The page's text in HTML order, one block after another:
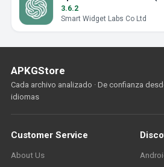
3.6.2
Smart Widget Labs Co Ltd
APKGStore
Cada archivo analizado · De confianza
idiomas
Customer Service
About Us